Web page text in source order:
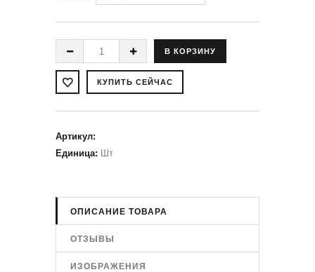
Артикул:
Единица: Шт
ОПИСАНИЕ ТОВАРА
ОТЗЫВЫ
ИЗОБРАЖЕНИЯ